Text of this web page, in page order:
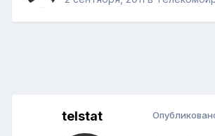
telstat